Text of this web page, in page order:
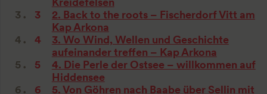
2. Back to the roots – Fischerdorf Vitt am
Kap Arkona
3. Wo Wind, Wellen und Geschichte
aufeinander treffen – Kap Arkona
4. Die Perle der Ostsee – willkommen auf
Hiddensee
5. Von Göhren nach Baabe über Sellin mit